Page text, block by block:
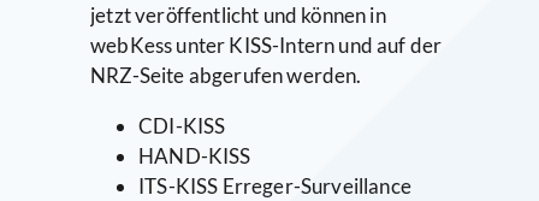
jetzt veröffentlicht und können in
webKess unter KISS-Intern und auf der
NRZ-Seite abgerufen werden.
CDI-KISS
HAND-KISS
ITS-KISS Erreger-Surveillance